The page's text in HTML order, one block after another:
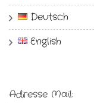
Deutsch
English
Adresse Mail: